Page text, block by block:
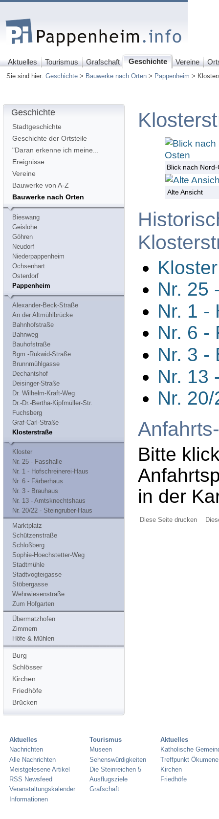
Aktuelles Tourismus Grafschaft Geschichte Vereine
Sie sind hier:Geschichte > Bauwerke nach Orten > Pappenheim >
Geschichte
Stadtgeschichte
Geschichte der Ortsteile
"Daran erkenne ich meine...
Ereignisse
Vereine
Bauwerke von A-Z
Bauwerke nach Orten
Bieswang
Geislohe
Göhren
Neudorf
Niederpappenheim
Ochsenhart
Osterdorf
Pappenheim
Alexander-Beck-Straße
An der Altmühlbrücke
Bahnhofstraße
Bahnweg
Bauhofstraße
Bgm.-Rukwid-Straße
Brunnmühlgasse
Dechantshof
Deisinger-Straße
Dr. Wilhelm-Kraft-Weg
Dr.-Dr.-Bertha-Kipfmüller-Str.
Fuchsberg
Graf-Carl-Straße
Klosterstraße
Kloster
Nr. 25 - Fasshalle
Nr. 1 - Hofschreinerei-Haus
Nr. 6 - Färberhaus
Nr. 3 - Brauhaus
Nr. 13 - Amtsknechtshaus
Nr. 20/22 - Steingruber-Haus
Marktplatz
Schützenstraße
Schloßberg
Sophie-Hoechstetter-Weg
Stadtmühle
Stadtvogteigasse
Stöbergasse
Wehrwiesenstraße
Zum Hofgarten
Übermatzhofen
Zimmern
Höfe & Mühlen
Burg
Schlösser
Kirchen
Friedhöfe
Brücken
Blick nach
Alte Ansicht
Kloster
Nr. 25
Nr. 1 -
Nr. 6 -
Nr. 3 -
Nr. 13
Nr.
Bitte
in der
Diese Seite drucken
Aktuelles
Nachrichten
Alle Nachrichten
Meistgelesene Artikel
RSS Newsfeed
Veranstaltungskalender
Informationen
Tourismus
Museen
Sehenswürdigkeiten
Die Steinreichen 5
Ausflugsziele
Grafschaft
Aktuelles
Katholische
Treffpunkt Ökumene
Kirchen
Friedhöfe